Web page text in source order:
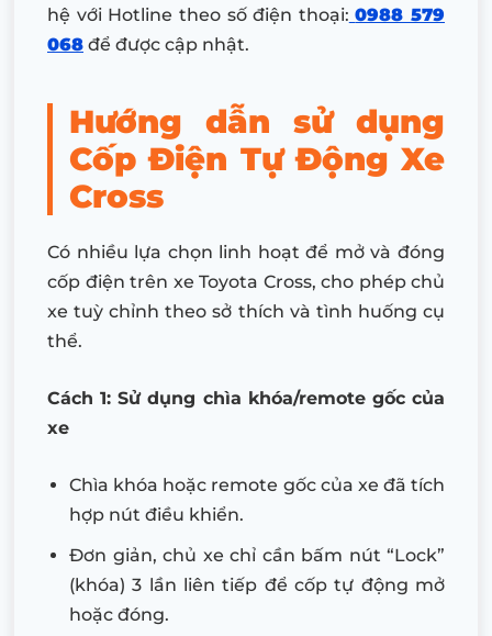
hệ với Hotline theo số điện thoại: 0988 579
068 để được cập nhật.
Hướng dẫn sử dụng
Cốp Điện Tự Động Xe
Cross
Có nhiều lựa chọn linh hoạt để mở và đóng
cốp điện trên xe Toyota Cross, cho phép chủ
xe tuỳ chỉnh theo sở thích và tình huống cụ
thể.
Cách 1: Sử dụng chìa khóa/remote gốc của
xe
Chìa khóa hoặc remote gốc của xe đã tích
hợp nút điều khiển.
Đơn giản, chủ xe chỉ cần bấm nút “Lock”
(khóa) 3 lần liên tiếp để cốp tự động mở
hoặc đóng.